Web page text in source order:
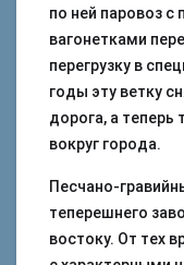
по ней паровоз
вагонетками
перегрузку в
годы эту ветку
дорога, а
вокруг города.
Песчано-
теперешнего
востоку. От тех